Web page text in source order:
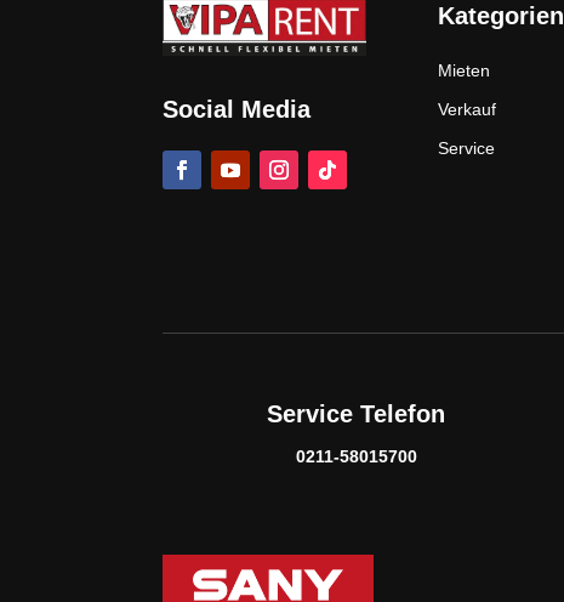
Social Media
Kategorien
Mieten
Verkauf
Service
Service Telefon
0211-58015700